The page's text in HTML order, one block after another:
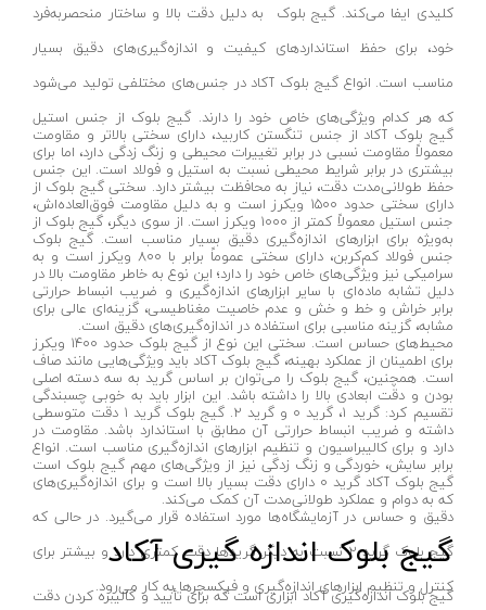
تراز دستی
بادسنج
پایه میکرومتر
چرخ متر
رفرنس یاب
شابلون اندازه گیری
ضخامت سنج
گوشه یاب و مرکز یاب
گیج جوشکاری
میکرومتر
بروسکوپ ( آندوسکوپ )
پایه و متعلقات
تراز لیزری
خط کش
ساعت اندیکاتور
نیرو کابل زاگرس - Zagros cable power
میرا - Mira
پاکسال - PAKSAL
اس پی _ SP
وینر_WINNER
ایران گرولایت - Iran Growlight
گلدن گیت-GODEN-GATE
سنس-SENS
تسلا-Tesla
شیوا امواج-Shivaamvaj
میکرو مکس-Micro max
دورمن اسمیت-Dorman smit
شمس- SHAMS
کامفورت-COMFORT
سیماران-SIMARAN
بایا-baya
کلیدی ایفا می‌کند. گیج بلوک به دلیل دقت بالا و ساختار منحصربه‌فرد
خود، برای حفظ استانداردهای کیفیت و اندازه‌گیری‌های دقیق بسیار
مناسب است. انواع گیج بلوک آکاد در جنس‌های مختلفی تولید می‌شود
که هر کدام ویژگی‌های خاص خود را دارند. گیج بلوک از جنس استیل
معمولاً مقاومت نسبی در برابر تغییرات محیطی و زنگ زدگی دارد، اما برای
حفظ طولانی‌مدت دقت، نیاز به محافظت بیشتر دارد. سختی گیج بلوک از
جنس استیل معمولاً کمتر از 1000 ویکرز است. از سوی دیگر، گیج بلوک از
جنس فولاد کم‌کربن، دارای سختی عموماً برابر با 800 ویکرز است و به
دلیل تشابه ماده‌ای با سایر ابزارهای اندازه‌گیری و ضریب انبساط حرارتی
مشابه، گزینه مناسبی برای استفاده در اندازه‌گیری‌های دقیق است.
گیج بلوک آکاد از جنس تنگستن کاربید، دارای سختی بالاتر و مقاومت
بیشتری در برابر شرایط محیطی نسبت به استیل و فولاد است. این جنس
دارای سختی حدود 1500 ویکرز است و به دلیل مقاومت فوق‌العاده‌اش،
به‌ویژه برای ابزارهای اندازه‌گیری دقیق بسیار مناسب است. گیج بلوک
سرامیکی نیز ویژگی‌های خاص خود را دارد؛ این نوع به خاطر مقاومت بالا در
برابر خراش و خط و خش و عدم خاصیت مغناطیسی، گزینه‌ای عالی برای
محیط‌های حساس است. سختی این نوع از گیج بلوک حدود 1400 ویکرز
است. همچنین، گیج بلوک را می‌توان بر اساس گرید به سه دسته اصلی
تقسیم کرد: گرید 1، گرید 0 و گرید 2. گیج بلوک گرید 1 دقت متوسطی
دارد و برای کالیبراسیون و تنظیم ابزارهای اندازه‌گیری مناسب است. انواع
گیج بلوک آکاد گرید 0 دارای دقت بسیار بالا است و برای اندازه‌گیری‌های
دقیق و حساس در آزمایشگاه‌ها مورد استفاده قرار می‌گیرد. در حالی که
گیج بلوک گرید 2 نسبت به دیگر گریدها دقت کمتری دارد و بیشتر برای
کنترل و تنظیم ابزارهای اندازه‌گیری و فیکسچرها به کار می‌رود.
برای اطمینان از عملکرد بهینه، گیج بلوک آکاد باید ویژگی‌هایی مانند صاف
بودن و دقت ابعادی بالا را داشته باشد. این ابزار باید به خوبی چسبندگی
داشته و ضریب انبساط حرارتی آن مطابق با استاندارد باشد. مقاومت در
برابر سایش، خوردگی و زنگ زدگی نیز از ویژگی‌های مهم گیج بلوک است
که به دوام و عملکرد طولانی‌مدت آن کمک می‌کند.
گیج بلوک اندازه گیری آکاد
گیج بلوک اندازه‌گیری آکاد ابزاری است که برای تأیید و کالیبره کردن دقت